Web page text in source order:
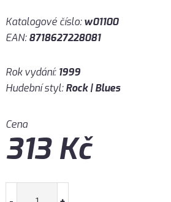
Katalogové číslo:w01100
EAN:8718627228081
Rok vydání: 1999
Hudební styl:Rock | Blues
Cena
313Kč